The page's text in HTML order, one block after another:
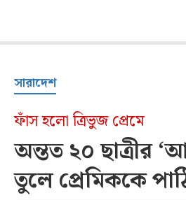
সারাদেশ
ফাঁস হলো ত্রিভুজ প্রেমে
অন্তত ২০ ছাত্রীর
তুলে প্রেমিককে